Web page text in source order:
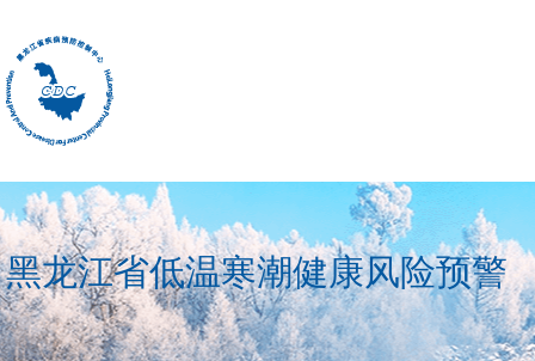
黑龙江省低温寒潮健康风险预警